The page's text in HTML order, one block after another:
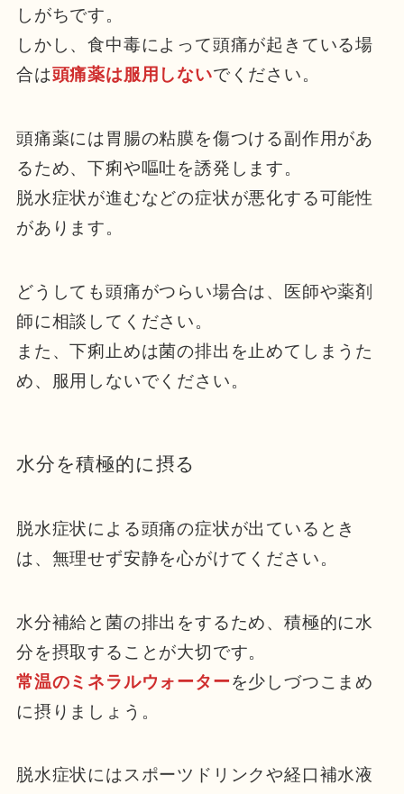
しがちです。
しかし、食中毒によって頭痛が起きている場
合は頭痛薬は服用しないでください。
頭痛薬には胃腸の粘膜を傷つける副作用があ
るため、下痢や嘔吐を誘発します。
脱水症状が進むなどの症状が悪化する可能性
があります。
どうしても頭痛がつらい場合は、医師や薬剤
師に相談してください。
また、下痢止めは菌の排出を止めてしまうた
め、服用しないでください。
水分を積極的に摂る
脱水症状による頭痛の症状が出ているとき
は、無理せず安静を心がけてください。
水分補給と菌の排出をするため、積極的に水
分を摂取することが大切です。
常温のミネラルウォーターを少しづつこまめ
に摂りましょう。
脱水症状にはスポーツドリンクや経口補水液